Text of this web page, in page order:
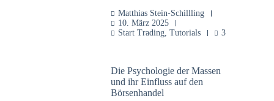
Matthias Stein-Schillling
10. März 2025
Start Trading, Tutorials 3
Die Psychologie der Massen
und ihr Einfluss auf den
Börsenhandel